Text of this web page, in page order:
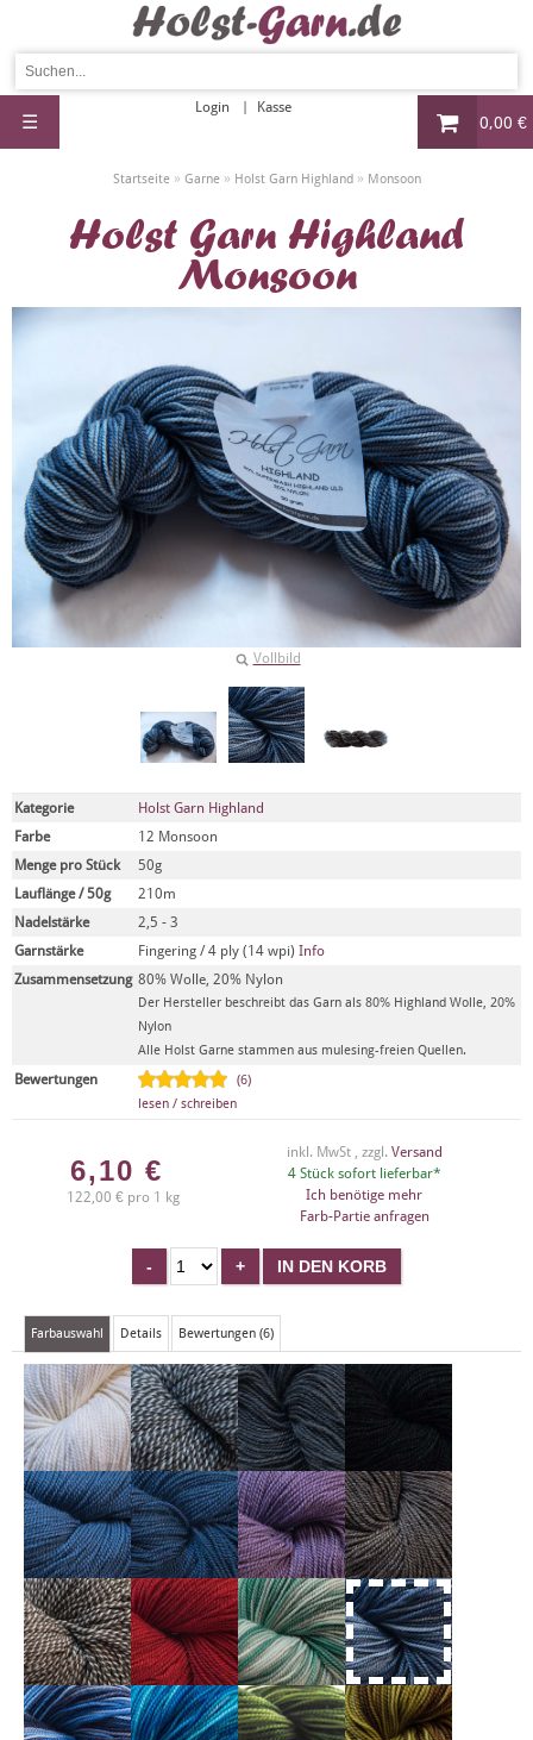
0,00 €
Login Kasse
☰
Startseite» Garne» Holst Garn Highland» Monsoon
Holst Garn Highland
Monsoon
Vollbild
Kategorie
Holst Garn Highland
Farbe
12 Monsoon
Menge pro Stück
50g
Lauflänge / 50g
210m
Nadelstärke
2,5 - 3
Garnstärke
Fingering / 4 ply (14 wpi) Info
Zusammensetzung 80% Wolle, 20% Nylon
Der Hersteller beschreibt das Garn als 80% Highland Wolle, 20%
Nylon
Alle Holst Garne stammen aus mulesing-freien Quellen.
Bewertungen
(6)
lesen / schreiben
6,10 €
122,00 € pro 1 kg
inkl. MwSt , zzgl. Versand
4 Stück sofort lieferbar*
Ich benötige mehr
Farb-Partie anfragen
Farbauswahl Details Bewertungen (6)
X